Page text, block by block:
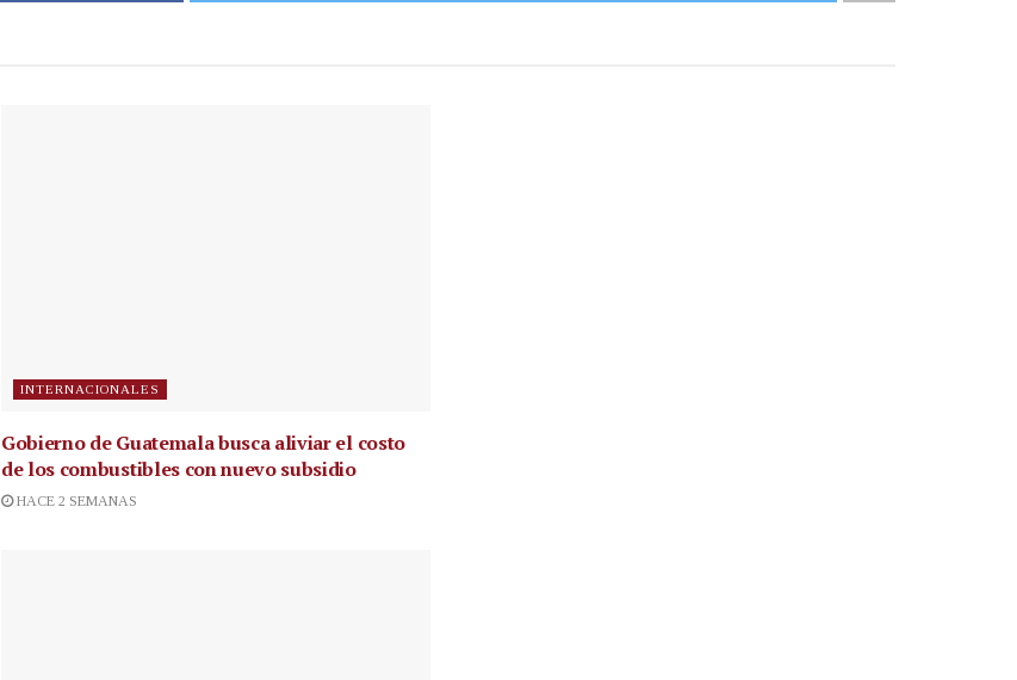
INTERNACIONALES
Gobierno de Guatemala busca aliviar el costo
de los combustibles con nuevo subsidio
HACE 2 SEMANAS